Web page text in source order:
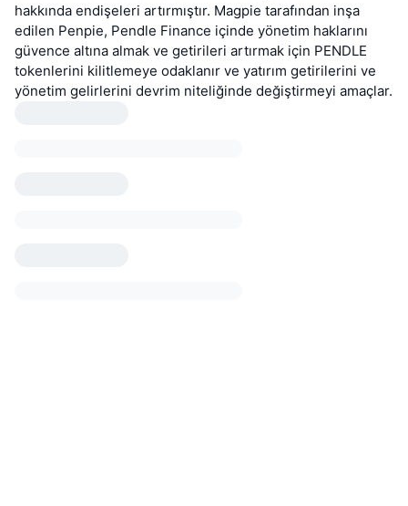
hakkında endişeleri artırmıştır. Magpie tarafından inşa
edilen Penpie, Pendle Finance içinde yönetim haklarını
güvence altına almak ve getirileri artırmak için PENDLE
tokenlerini kilitlemeye odaklanır ve yatırım getirilerini ve
yönetim gelirlerini devrim niteliğinde değiştirmeyi amaçlar.